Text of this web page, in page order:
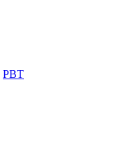
PBT